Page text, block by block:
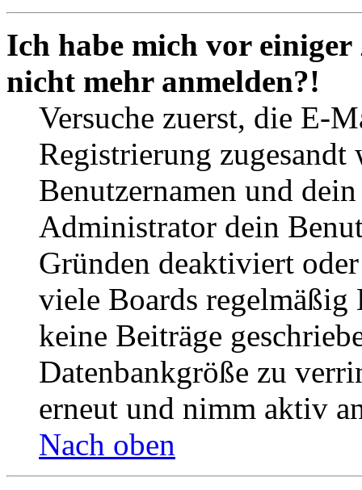
Ich habe mich vor
nicht mehr anmelden?!
Versuche zuerst, die E-
Registrierung
Benutzernamen und
Administrator dein
Gründen deaktiviert
viele Boards
keine Beiträge
Datenbankgröße zu
erneut und nimm aktiv
Nach oben